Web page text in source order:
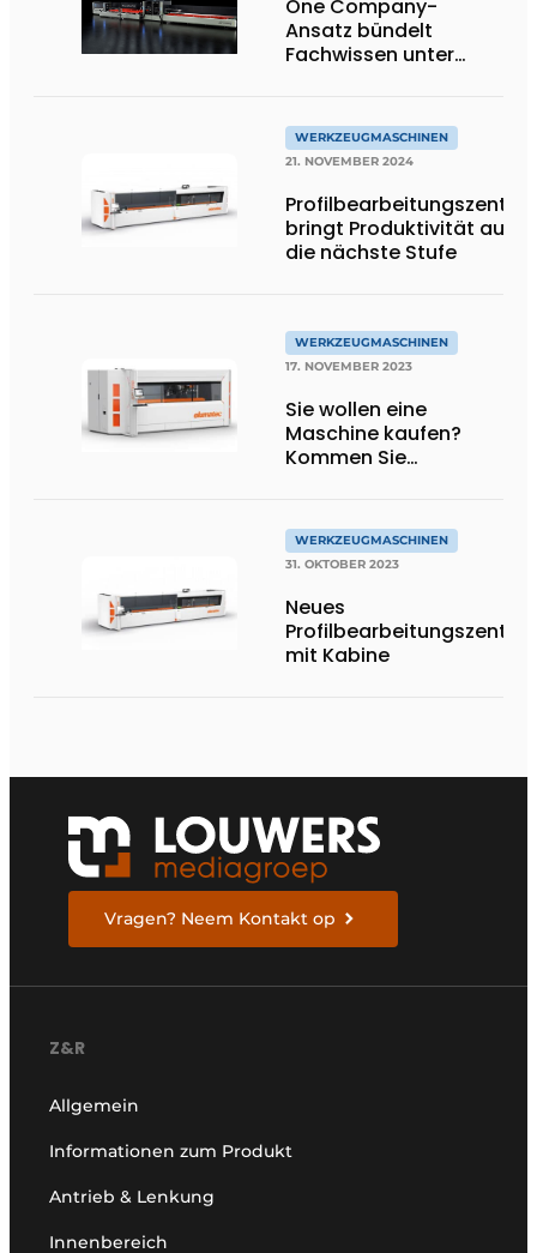
One Company-
Ansatz bündelt
Fachwissen unter
WERKZEUGMASCHINEN
21. NOVEMBER 2024
bringt Produktivität auf
die nächste Stufe
WERKZEUGMASCHINEN
17. NOVEMBER 2023
Sie wollen eine
Maschine kaufen?
Kommen Sie
WERKZEUGMASCHINEN
31. OKTOBER 2023
Neues
mit Kabine
Vragen? Neem Kontakt op
Z&R
Allgemein
Informationen zum Produkt
Antrieb & Lenkung
Innenbereich